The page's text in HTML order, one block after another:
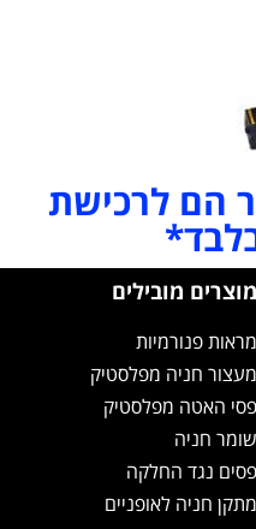
הם לרכישת
מוצרים מובילים
מראות פנורמיות
מעצור חניה מפלסטיק
פסי האטה מפלסטיק
שומר חניה
פסים נגד החלקה
מתקן חניה לאופניים